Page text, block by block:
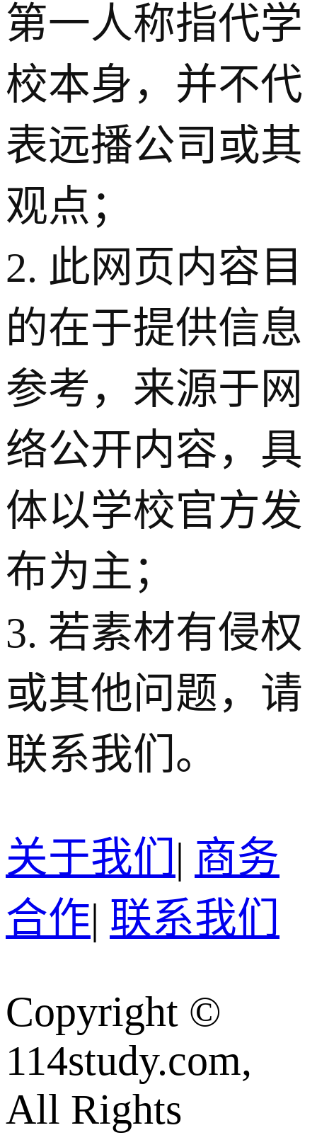
第一人称指代学
校本身，并不代
表远播公司或其
观点；
2. 此网页内容目
的在于提供信息
参考，来源于网
络公开内容，具
体以学校官方发
布为主；
3. 若素材有侵权
或其他问题，请
联系我们。
关于我们 | 商务
合作| 联系我们
Copyright ©
114study.com,
All Rights